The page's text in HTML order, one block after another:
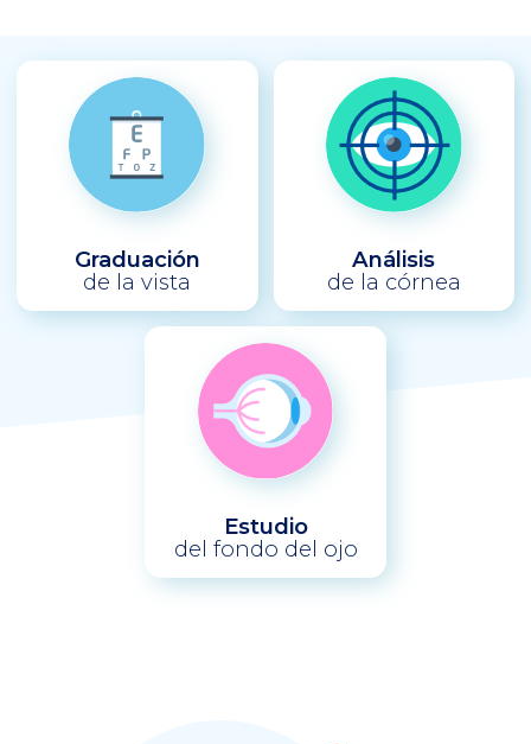
Graduación
de la vista
Análisis
de la córnea
Estudio
del fondo del ojo